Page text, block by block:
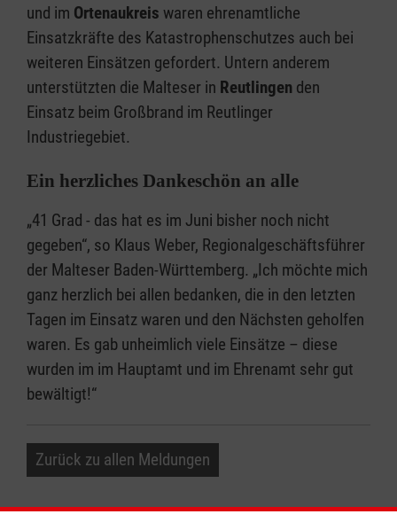
und im Ortenaukreis waren ehrenamtliche
Einsatzkräfte des Katastrophenschutzes auch bei
weiteren Einsätzen gefordert. Untern anderem
unterstützten die Malteser in Reutlingen den
Einsatz beim Großbrand im Reutlinger
Industriegebiet.
Ein herzliches Dankeschön an alle
„41 Grad - das hat es im Juni bisher noch nicht
gegeben“, so Klaus Weber, Regionalgeschäftsführer
der Malteser Baden-Württemberg. „Ich möchte mich
ganz herzlich bei allen bedanken, die in den letzten
Tagen im Einsatz waren und den Nächsten geholfen
waren. Es gab unheimlich viele Einsätze – diese
wurden im im Hauptamt und im Ehrenamt sehr gut
bewältigt!“
Zurück zu allen Meldungen